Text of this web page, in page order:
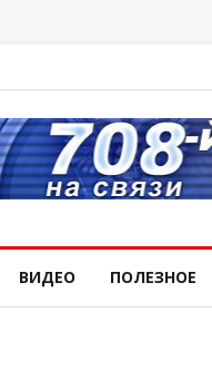
ВИДЕО ПОЛЕЗНОЕ